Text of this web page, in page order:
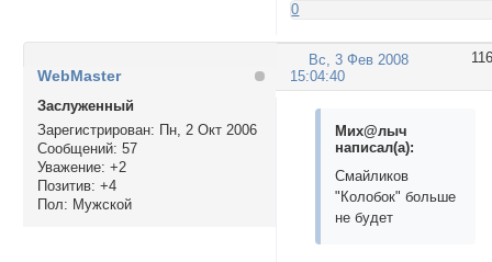
0
116
Вс, 3 Фев 2008
15:04:40
WebMaster
Заслуженный
Зарегистрирован: Пн, 2 Окт 2006
Сообщений: 57
Уважение: +2
Позитив: +4
Пол: Мужской
Мих@лыч
написал(а):
Смайликов
"Колобок" больше
не будет